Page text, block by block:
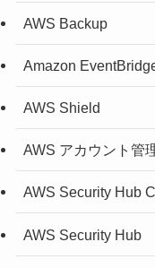
AWS Backup
Amazon
AWS Shield
AWS アカウント管
AWS Security Hub
AWS Security Hub